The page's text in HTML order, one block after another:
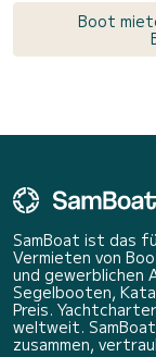
Boot
SamBoat ist das
Vermieten von
und gewerblichen
Segelbooten,
Preis.
weltweit.
zusammen,